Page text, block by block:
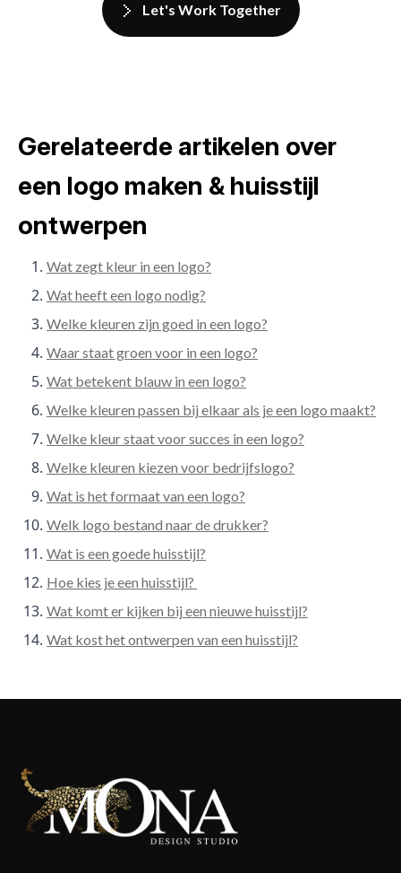
Let's Work Together
Gerelateerde artikelen over
een logo maken & huisstijl
ontwerpen
Wat zegt kleur in een logo?
Wat heeft een logo nodig?
Welke kleuren zijn goed in een logo?
Waar staat groen voor in een logo?
Wat betekent blauw in een logo?
Welke kleuren passen bij elkaar als je een logo maakt?
Welke kleur staat voor succes in een logo?
Welke kleuren kiezen voor bedrijfslogo?
Wat is het formaat van een logo?
Welk logo bestand naar de drukker?
Wat is een goede huisstijl?
Hoe kies je een huisstijl?
Wat komt er kijken bij een nieuwe huisstijl?
Wat kost het ontwerpen van een huisstijl?